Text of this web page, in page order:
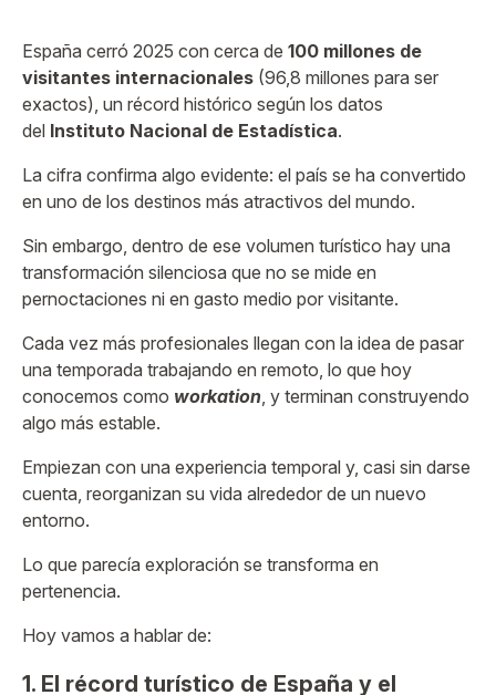
España cerró 2025 con cerca de 100 millones de
visitantes internacionales (96,8 millones para ser
exactos), un récord histórico según los datos
del Instituto Nacional de Estadística.
La cifra confirma algo evidente: el país se ha convertido
en uno de los destinos más atractivos del mundo.
Sin embargo, dentro de ese volumen turístico hay una
transformación silenciosa que no se mide en
pernoctaciones ni en gasto medio por visitante.
Cada vez más profesionales llegan con la idea de pasar
una temporada trabajando en remoto, lo que hoy
conocemos como workation, y terminan construyendo
algo más estable.
Empiezan con una experiencia temporal y, casi sin darse
cuenta, reorganizan su vida alrededor de un nuevo
entorno.
Lo que parecía exploración se transforma en
pertenencia.
Hoy vamos a hablar de:
1. El récord turístico de España y el